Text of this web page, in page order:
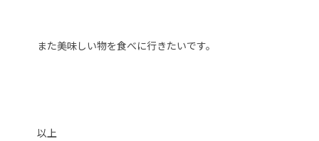
また美味しい物を食べに行きたいです。
以上